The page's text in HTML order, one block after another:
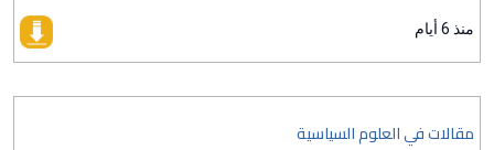
منذ 6 أيام
مقالات في العلوم السياسية